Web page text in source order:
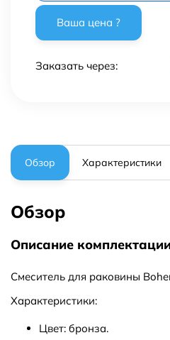
Заказать через:
Обзор Характеристики
Обзор
Описание
Смеситель для раковины
Характеристики:
Цвет: бронза.